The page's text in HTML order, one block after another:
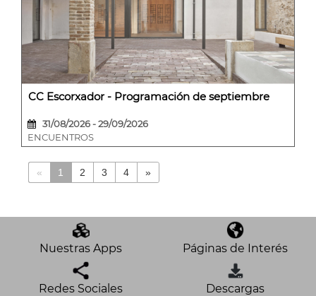
CC Escorxador - Programación de septiembre
31/08/2026 - 29/09/2026
ENCUENTROS
« 1 2 3 4 »
Nuestras Apps Páginas de Interés
Redes Sociales Descargas